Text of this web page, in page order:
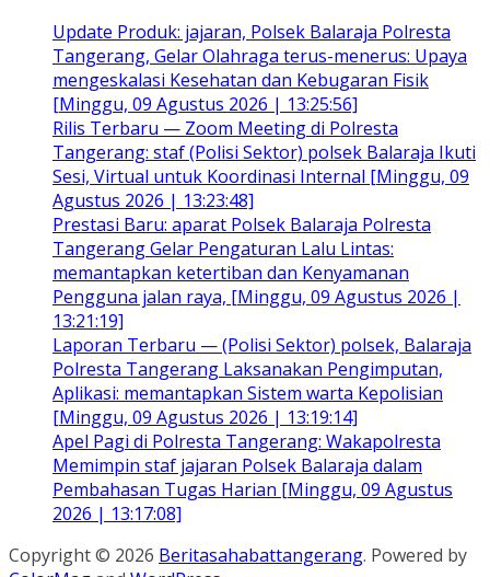
Update Produk: jajaran, Polsek Balaraja Polresta
Tangerang, Gelar Olahraga terus-menerus: Upaya
mengeskalasi Kesehatan dan Kebugaran Fisik
[Minggu, 09 Agustus 2026 | 13:25:56]
Rilis Terbaru — Zoom Meeting di Polresta
Tangerang: staf (Polisi Sektor) polsek Balaraja Ikuti
Sesi, Virtual untuk Koordinasi Internal [Minggu, 09
Agustus 2026 | 13:23:48]
Prestasi Baru: aparat Polsek Balaraja Polresta
Tangerang Gelar Pengaturan Lalu Lintas:
memantapkan ketertiban dan Kenyamanan
Pengguna jalan raya, [Minggu, 09 Agustus 2026 |
13:21:19]
Laporan Terbaru — (Polisi Sektor) polsek, Balaraja
Polresta Tangerang Laksanakan Pengimputan,
Aplikasi: memantapkan Sistem warta Kepolisian
[Minggu, 09 Agustus 2026 | 13:19:14]
Apel Pagi di Polresta Tangerang: Wakapolresta
Memimpin staf jajaran Polsek Balaraja dalam
Pembahasan Tugas Harian [Minggu, 09 Agustus
2026 | 13:17:08]
Copyright © 2026 Beritasahabattangerang. Powered by